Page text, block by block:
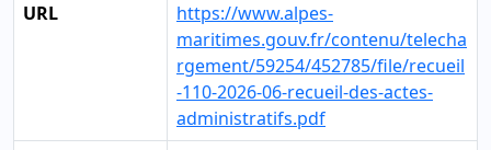
URL
https://www.alpes-
maritimes.gouv.fr/contenu/telecha
rgement/59254/452785/file/recueil
-110-2026-06-recueil-des-actes-
administratifs.pdf